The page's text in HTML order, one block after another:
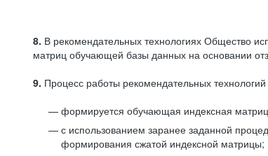
8. В рекомендательных технологиях Общество
матриц обучающей базы данных на основании
9. Процесс работы рекомендательных
формируется обучающая индексная
с использованием заранее заданной
формирования сжатой индексной матрицы;